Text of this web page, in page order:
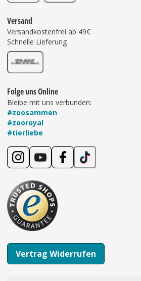
Versand
Versandkostenfrei ab 49€
Schnelle Lieferung
Folge uns Online
Bleibe mit uns verbunden:
#zoosammen
#zooroyal
#tierliebe
Vertrag Widerrufen